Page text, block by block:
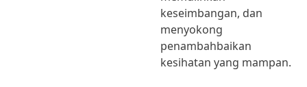
keseimbangan, dan
menyokong
penambahbaikan
kesihatan yang mampan.